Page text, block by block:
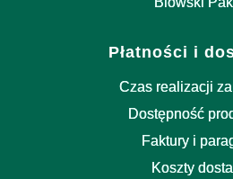
Płatności i
Czas realizacji
Dostępność
Faktury i
Koszty